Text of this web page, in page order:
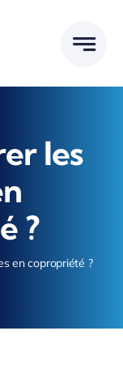
les
?
en copropriété ?